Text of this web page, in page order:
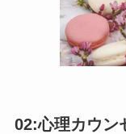
02:心理カウン